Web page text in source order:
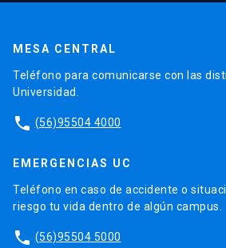
MESA CENTRAL
Teléfono para comunicarse con las
Universidad.
phone (56)95504 4000
EMERGENCIAS UC
Teléfono en caso de accidente o
riesgo tu vida dentro de algún campus.
phone (56)95504 5000